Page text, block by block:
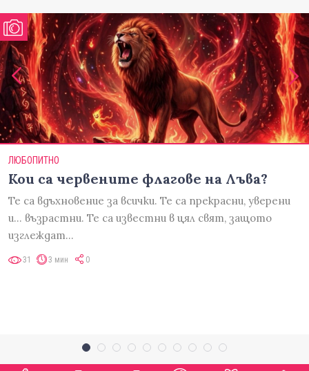
ЛЮБОПИТНО
Кои са червените флагове на Лъва?
Те са вдъхновение за всички. Те са прекрасни, уверени
и... възрастни. Те са известни в цял свят, защото
изглеждат…
31 3 мин 0